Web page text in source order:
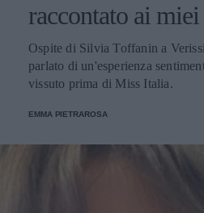
raccontato ai
Ospite di Silvia Toffanin a
parlato di un'esperienza
vissuto prima di Miss Italia.
EMMA PIETRAROSA